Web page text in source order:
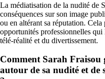
La médiatisation de la nudité de
conséquences sur son image
ou en altérant sa réputation.
opportunités professionnelles
télé-réalité et du divertissement.
Comment Sarah Fraisou
autour de sa nudité et de